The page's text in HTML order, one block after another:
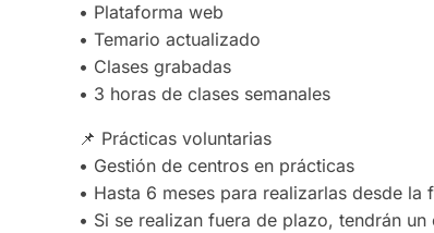
• Plataforma web
• Temario actualizado
• Clases grabadas
• 3 horas de clases semanales
📌 Prácticas voluntarias
• Gestión de centros en prácticas
• Hasta 6 meses para realizarlas desde
• Si se realizan fuera de plazo, tendrán